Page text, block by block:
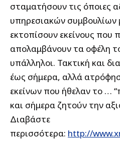
σταματήσουν τις όποιες
υπηρεσιακών
εκτοπίσουν εκείνους που
απολαμβάνουν τα οφέλη
υπάλληλοι. Τακτική και
έως σήμερα, αλλά
εκείνων που ήθελαν το …
και σήμερα ζητούν την
Διαβάστε
περισσότερα: http://